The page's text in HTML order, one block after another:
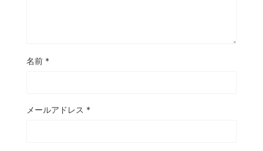
名前 *
メールアドレス *